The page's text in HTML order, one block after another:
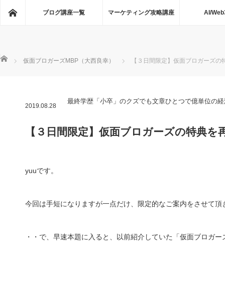
ホームブログ講座一覧 マーケティング攻略講座 AI/
最終学歴「小卒」のクズでも文章ひとつで億単位の
ホーム 仮面ブロガーズMBP（大西良幸） 【３日間限定】仮面ブロガーズ
2019.08.28
【３日間限定】仮面ブロガーズの特典を
yuuです。
今回は手短になりますが一点だけ、限定的なご案内をさせて頂
・・で、早速本題に入ると、以前紹介していた「仮面ブロガ